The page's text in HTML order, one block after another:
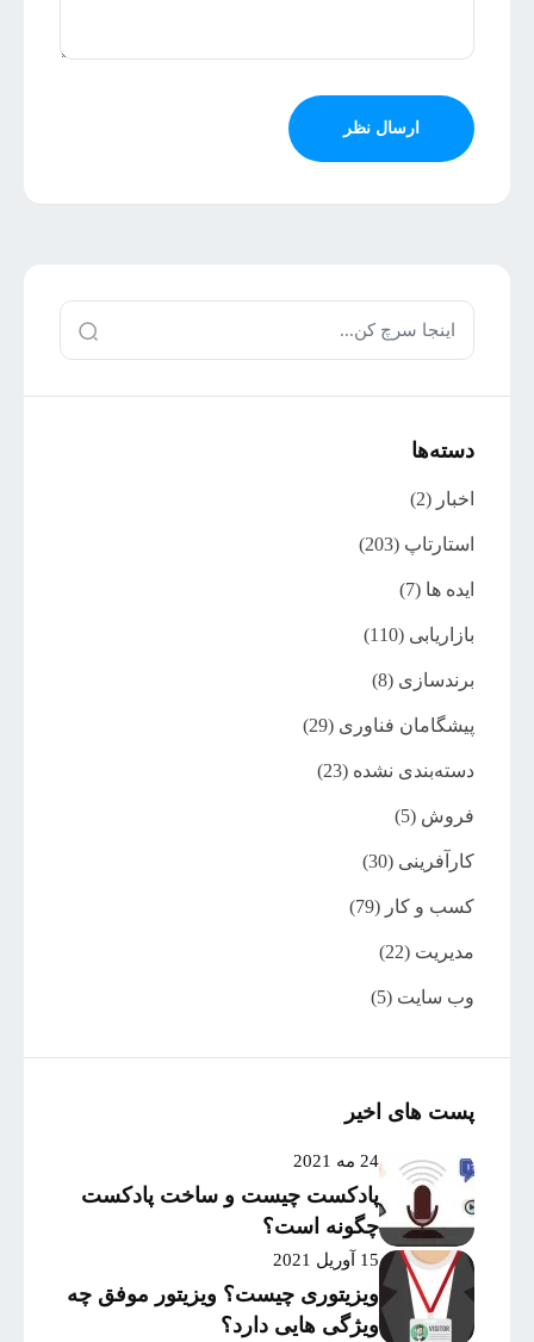
ارسال نظر
دسته‌ها
اخبار (2)
استارتاپ (203)
ایده ها (7)
بازاریابی (110)
برندسازی (8)
پیشگامان فناوری (29)
دسته‌بندی نشده (23)
فروش (5)
کارآفرینی (30)
کسب و کار (79)
مدیریت (22)
وب سایت (5)
پست های اخیر
24 مه 2021
پادکست چیست و ساخت پادکست
چگونه است؟
15 آوریل 2021
ویزیتوری چیست؟ ویزیتور موفق چه
ویژگی هایی دارد؟